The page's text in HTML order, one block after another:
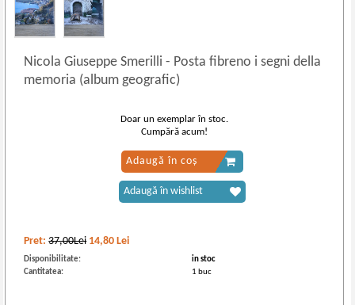
Nicola Giuseppe Smerilli- Posta fibreno i segni della
memoria (album geografic)
Pret:37,00Lei 14,80 Lei
Disponibilitate:
in stoc
Cantitatea:
1 buc
Doar un exemplar în stoc.
Cumpără acum!
Adaugă în coș
Adaugă în wishlist